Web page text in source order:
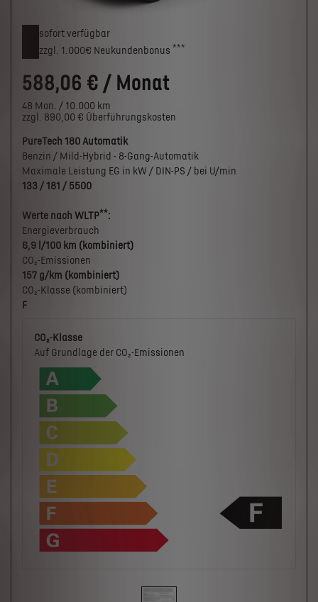
sofort verfügbar
zzgl. 1.000€ Neukunden­bonus ***
588,06 € / Monat
48 Mon. / 10.000 km
zzgl. 890,00 € Überführungskosten
PureTech 180 Automatik
Benzin / Mild-Hybrid - 8-Gang-Automatik
Maximale Leistung EG in kW / DIN-PS / bei U/min
133 / 181 / 5500
Werte nach WLTP**:
Energieverbrauch
6,9 l/100 km (kombiniert)
CO₂-Emissionen
157 g/km (kombiniert)
CO₂-Klasse (kombiniert)
F
CO₂-Klasse
Auf Grundlage der CO₂-Emissionen